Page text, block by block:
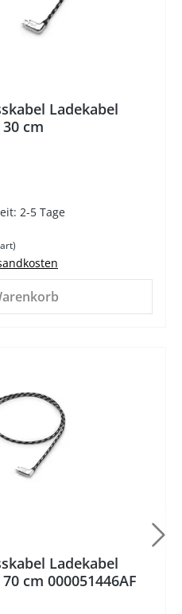
Ladekabel
cm
2-5 Tage
Ladekabel
cm 000051446AF